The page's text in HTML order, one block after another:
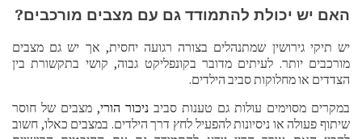
האם יש יכולת להתמודד גם עם מצבים מורכבים?
יש תיקי גירושין שמתנהלים בצורה רגועה יחסית, אך יש גם מצבים
מורכבים יותר. לעיתים מדובר בקונפליקט גבוה, קושי בתקשורת בין
הצדדים או מחלוקות סביב הילדים.
במקרים מסוימים עולות גם טענות סביב ניכור הורי, מצבים של חוסר
שיתוף פעולה או ניסיונות להפעיל לחץ דרך הילדים. במצבים כאלו, חשוב